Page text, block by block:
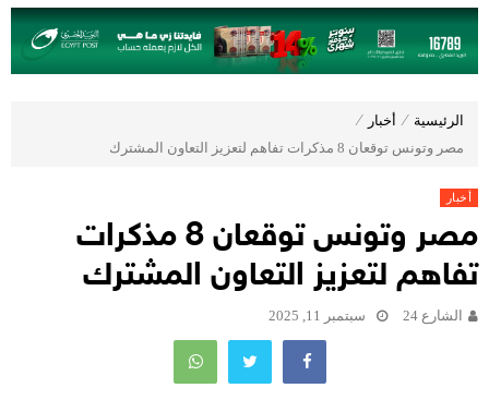
الرئيسية ⁄ أخبار ⁄
مصر وتونس توقعان 8 مذكرات تفاهم لتعزيز التعاون المشترك
أخبار
مصر وتونس توقعان 8 مذكرات
تفاهم لتعزيز التعاون المشترك
الشارع 24 سبتمبر 11, 2025